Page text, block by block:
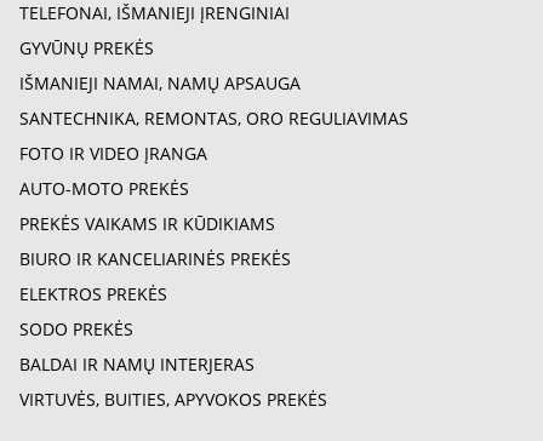
TELEFONAI, IŠMANIEJI ĮRENGINIAI
GYVŪNŲ PREKĖS
IŠMANIEJI NAMAI, NAMŲ APSAUGA
SANTECHNIKA, REMONTAS, ORO REGULIAVIMAS
FOTO IR VIDEO ĮRANGA
AUTO-MOTO PREKĖS
PREKĖS VAIKAMS IR KŪDIKIAMS
BIURO IR KANCELIARINĖS PREKĖS
ELEKTROS PREKĖS
SODO PREKĖS
BALDAI IR NAMŲ INTERJERAS
VIRTUVĖS, BUITIES, APYVOKOS PREKĖS